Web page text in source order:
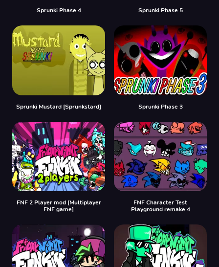
Sprunki Phase 4 Sprunki Phase 5
Sprunki Mustard [Sprunkstard] Sprunki Phase 3
FNF 2 Player mod [Multiplayer
FNF game]
FNF Character Test
Playground remake 4